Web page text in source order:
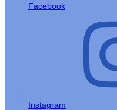
Facebook
Instagram